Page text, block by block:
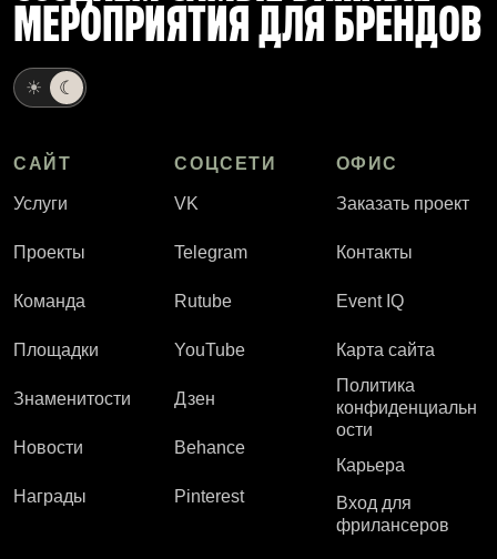
МЕРОПРИЯТИЯ ДЛЯ БРЕНДОВ
☀ ☾
САЙТ
Услуги
Проекты
Команда
Площадки
Знаменитости
Новости
Награды
СОЦСЕТИ
VK
Telegram
Rutube
YouTube
Дзен
Behance
Pinterest
ОФИС
Заказать проект
Контакты
Event IQ
Карта сайта
Политика
конфиденциальн
ости
Карьера
Вход для
фрилансеров